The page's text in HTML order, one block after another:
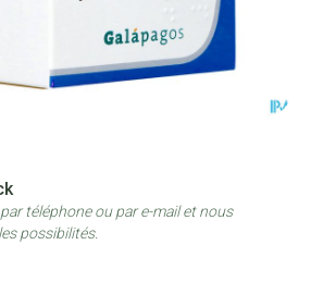
téléphone ou par e-mail et nous
possibilités.